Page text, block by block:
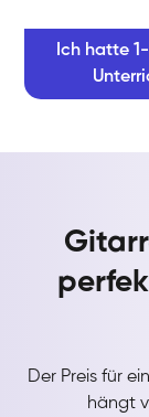
Ich hatte
Der Preis für
hängt